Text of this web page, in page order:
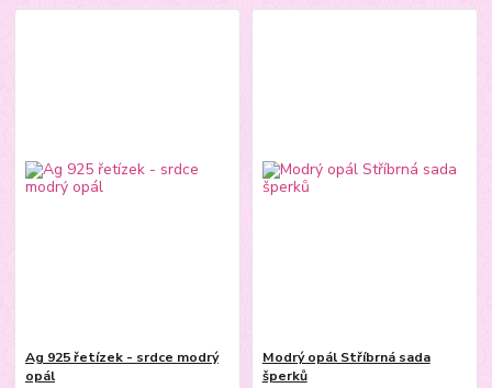
Ag 925 řetízek - srdce modrý
opál
Modrý opál Stříbrná sada
šperků